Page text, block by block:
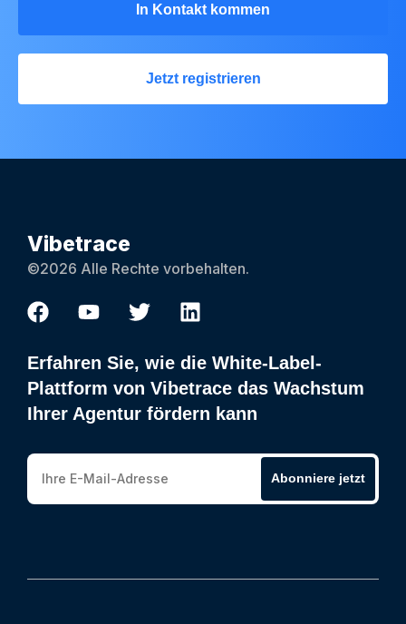
In Kontakt kommen
Jetzt registrieren
Vibetrace
©2026 Alle Rechte vorbehalten.
Erfahren Sie, wie die White-Label-
Plattform von Vibetrace das Wachstum
Ihrer Agentur fördern kann
Abonniere jetzt